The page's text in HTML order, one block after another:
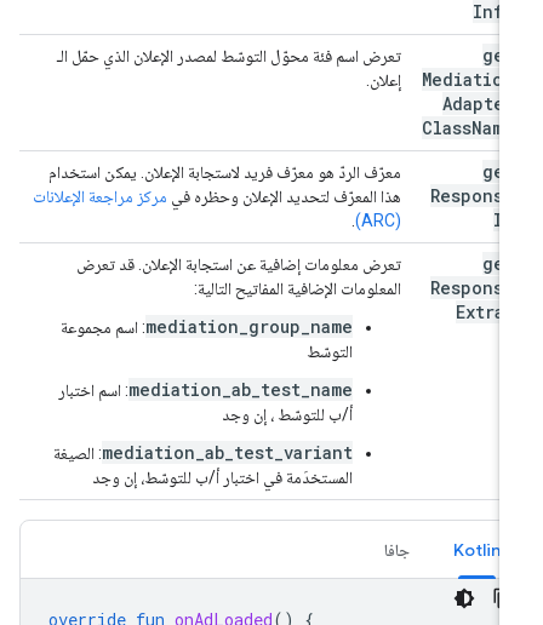
Mediation
Adapter
Class
تعرض اسم فئة محوّل التوسّط لمصدر الإعلان الذي حمّل الـ
إعلان.
Response
معرّف الردّ هو معرّف فريد لاستجابة الإعلان. يمكن استخدام
هذا المعرّف لتحديد الإعلان وحظره فيمركز مراجعة الإعلانات
.
Response
Extras
تعرض معلومات إضافية عن استجابة الإعلان. قد تعرض
المعلومات الإضافية المفاتيح التالية:
mediation_group_name: اسم مجموعة
التوسّط
mediation_ab_test_name: اسم اختبار
أ/ب للتوسّط، إن وجد
mediation_ab_test_variant: الصيغة
المستخدَمة في اختبار أ/ب للتوسّط، إن وجد
Kotlin
override fun onAdLoaded ()